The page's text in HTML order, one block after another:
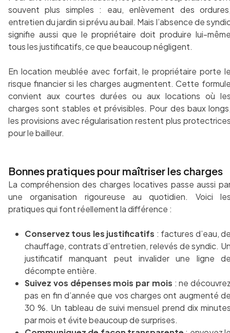
souvent plus simples : eau, enlèvement des
entretien du jardin si prévu au bail. Mais l’absence de
signifie aussi que le propriétaire doit produire lui-
tous les justificatifs, ce que beaucoup négligent.
En location meublée avec forfait, le propriétaire porte
risque financier si les charges augmentent. Cette
convient aux courtes durées ou aux locations où
charges sont stables et prévisibles. Pour des baux
les provisions avec régularisation restent plus
pour le bailleur.
Bonnes pratiques pour maîtriser les charges
La compréhension des charges locatives passe aussi
une organisation rigoureuse au quotidien. Voici
pratiques qui font réellement la différence :
Conservez tous les justificatifs : factures d’eau,
chauffage, contrats d’entretien, relevés de syndic.
justificatif manquant peut invalider une ligne
décompte entière.
Suivez vos dépenses mois par mois : ne
pas en fin d’année que vos charges ont augmenté
30 %. Un tableau de suivi mensuel prend dix
par mois et évite beaucoup de surprises.